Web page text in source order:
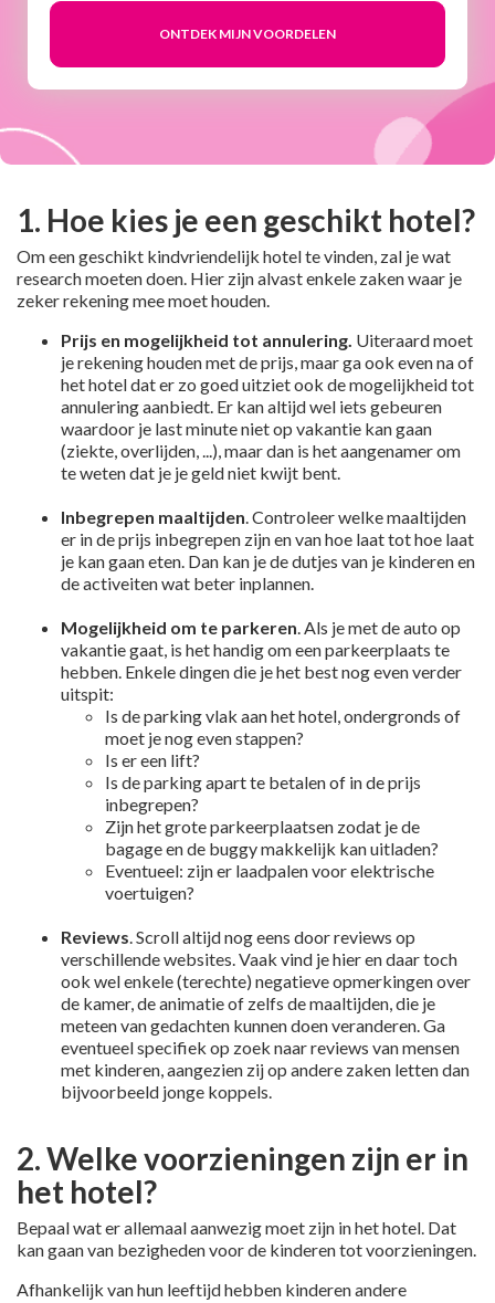
1. Hoe kies je een geschikt hotel?
Om een geschikt kindvriendelijk hotel te vinden, zal je wat
research moeten doen. Hier zijn alvast enkele zaken waar je
zeker rekening mee moet houden.
Prijs en mogelijkheid tot annulering. Uiteraard moet
je rekening houden met de prijs, maar ga ook even na of
het hotel dat er zo goed uitziet ook de mogelijkheid tot
annulering aanbiedt. Er kan altijd wel iets gebeuren
waardoor je last minute niet op vakantie kan gaan
(ziekte, overlijden, ...), maar dan is het aangenamer om
te weten dat je je geld niet kwijt bent.
Inbegrepen maaltijden. Controleer welke maaltijden
er in de prijs inbegrepen zijn en van hoe laat tot hoe laat
je kan gaan eten. Dan kan je de dutjes van je kinderen en
de activeiten wat beter inplannen.
Mogelijkheid om te parkeren. Als je met de auto op
vakantie gaat, is het handig om een parkeerplaats te
hebben. Enkele dingen die je het best nog even verder
uitspit:
Is de parking vlak aan het hotel, ondergronds of
moet je nog even stappen?
Is er een lift?
Is de parking apart te betalen of in de prijs
inbegrepen?
Zijn het grote parkeerplaatsen zodat je de
bagage en de buggy makkelijk kan uitladen?
Eventueel: zijn er laadpalen voor elektrische
voertuigen?
Reviews. Scroll altijd nog eens door reviews op
verschillende websites. Vaak vind je hier en daar toch
ook wel enkele (terechte) negatieve opmerkingen over
de kamer, de animatie of zelfs de maaltijden, die je
meteen van gedachten kunnen doen veranderen. Ga
eventueel specifiek op zoek naar reviews van mensen
met kinderen, aangezien zij op andere zaken letten dan
bijvoorbeeld jonge koppels.
2. Welke voorzieningen zijn er in
het hotel?
Bepaal wat er allemaal aanwezig moet zijn in het hotel. Dat
kan gaan van bezigheden voor de kinderen tot voorzieningen.
Afhankelijk van hun leeftijd hebben kinderen andere